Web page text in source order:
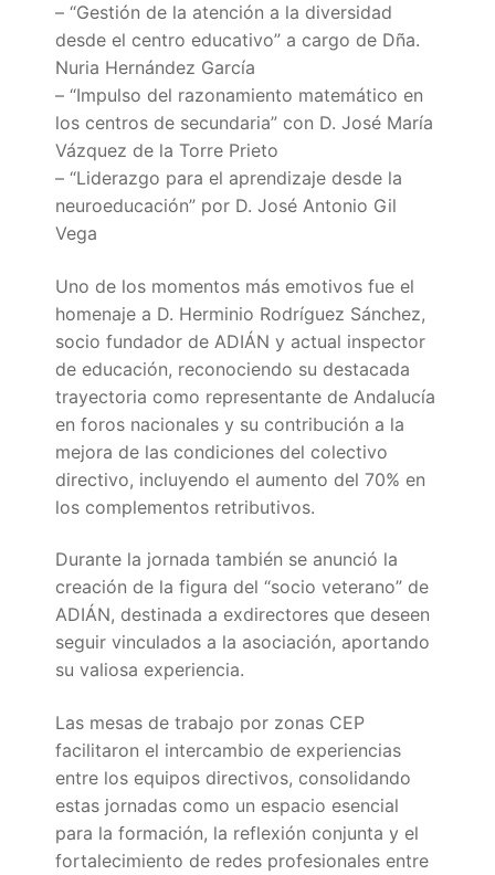
– “Gestión de la atención a la diversidad
desde el centro educativo” a cargo de Dña.
Nuria Hernández García
– “Impulso del razonamiento matemático en
los centros de secundaria” con D. José María
Vázquez de la Torre Prieto
– “Liderazgo para el aprendizaje desde la
neuroeducación” por D. José Antonio Gil
Vega
Uno de los momentos más emotivos fue el
homenaje a D. Herminio Rodríguez Sánchez,
socio fundador de ADIÁN y actual inspector
de educación, reconociendo su destacada
trayectoria como representante de Andalucía
en foros nacionales y su contribución a la
mejora de las condiciones del colectivo
directivo, incluyendo el aumento del 70% en
los complementos retributivos.
Durante la jornada también se anunció la
creación de la figura del “socio veterano” de
ADIÁN, destinada a exdirectores que deseen
seguir vinculados a la asociación, aportando
su valiosa experiencia.
Las mesas de trabajo por zonas CEP
facilitaron el intercambio de experiencias
entre los equipos directivos, consolidando
estas jornadas como un espacio esencial
para la formación, la reflexión conjunta y el
fortalecimiento de redes profesionales entre